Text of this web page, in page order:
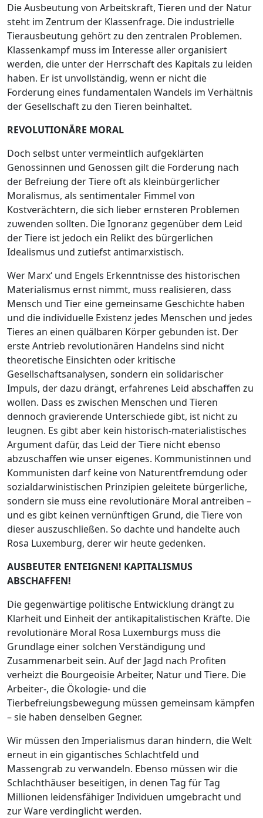
Die Ausbeutung von Arbeitskraft, Tieren und der Natur
steht im Zentrum der Klassenfrage. Die industrielle
Tierausbeutung gehört zu den zentralen Problemen.
Klassenkampf muss im Interesse aller organisiert
werden, die unter der Herrschaft des Kapitals zu leiden
haben. Er ist unvollständig, wenn er nicht die
Forderung eines fundamentalen Wandels im Verhältnis
der Gesellschaft zu den Tieren beinhaltet.
REVOLUTIONÄRE MORAL
Doch selbst unter vermeintlich aufgeklärten
Genossinnen und Genossen gilt die Forderung nach
der Befreiung der Tiere oft als kleinbürgerlicher
Moralismus, als sentimentaler Fimmel von
Kostverächtern, die sich lieber ernsteren Problemen
zuwenden sollten. Die Ignoranz gegenüber dem Leid
der Tiere ist jedoch ein Relikt des bürgerlichen
Idealismus und zutiefst antimarxistisch.
Wer Marx‘ und Engels Erkenntnisse des historischen
Materialismus ernst nimmt, muss realisieren, dass
Mensch und Tier eine gemeinsame Geschichte haben
und die individuelle Existenz jedes Menschen und jedes
Tieres an einen quälbaren Körper gebunden ist. Der
erste Antrieb revolutionären Handelns sind nicht
theoretische Einsichten oder kritische
Gesellschaftsanalysen, sondern ein solidarischer
Impuls, der dazu drängt, erfahrenes Leid abschaffen zu
wollen. Dass es zwischen Menschen und Tieren
dennoch gravierende Unterschiede gibt, ist nicht zu
leugnen. Es gibt aber kein historisch-materialistisches
Argument dafür, das Leid der Tiere nicht ebenso
abzuschaffen wie unser eigenes. Kommunistinnen und
Kommunisten darf keine von Naturentfremdung oder
sozialdarwinistischen Prinzipien geleitete bürgerliche,
sondern sie muss eine revolutionäre Moral antreiben –
und es gibt keinen vernünftigen Grund, die Tiere von
dieser auszuschließen. So dachte und handelte auch
Rosa Luxemburg, derer wir heute gedenken.
AUSBEUTER ENTEIGNEN! KAPITALISMUS
ABSCHAFFEN!
Die gegenwärtige politische Entwicklung drängt zu
Klarheit und Einheit der antikapitalistischen Kräfte. Die
revolutionäre Moral Rosa Luxemburgs muss die
Grundlage einer solchen Verständigung und
Zusammenarbeit sein. Auf der Jagd nach Profiten
verheizt die Bourgeoisie Arbeiter, Natur und Tiere. Die
Arbeiter-, die Ökologie- und die
Tierbefreiungsbewegung müssen gemeinsam kämpfen
– sie haben denselben Gegner.
Wir müssen den Imperialismus daran hindern, die Welt
erneut in ein gigantisches Schlachtfeld und
Massengrab zu verwandeln. Ebenso müssen wir die
Schlachthäuser beseitigen, in denen Tag für Tag
Millionen leidensfähiger Individuen umgebracht und
zur Ware verdinglicht werden.